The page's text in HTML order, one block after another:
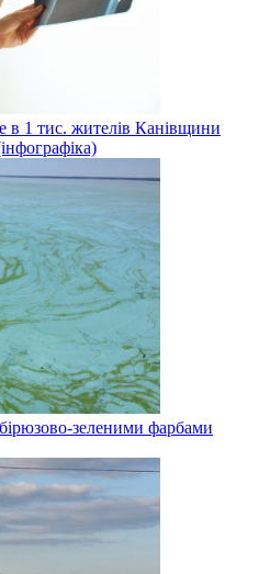
в 1 тис. жителів Канівщини
зеленими фарбами